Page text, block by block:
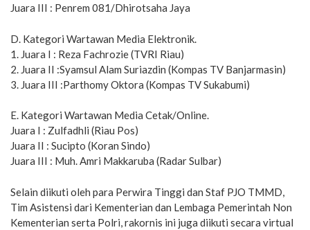
Juara III : Penrem 081/Dhirotsaha Jaya
D. Kategori Wartawan Media Elektronik.
1. Juara I : Reza Fachrozie (TVRI Riau)
2. Juara II :Syamsul Alam Suriazdin (Kompas TV Banjarmasin)
3. Juara III :Parthomy Oktora (Kompas TV Sukabumi)
E. Kategori Wartawan Media Cetak/Online.
Juara I : Zulfadhli (Riau Pos)
Juara II : Sucipto (Koran Sindo)
Juara III : Muh. Amri Makkaruba (Radar Sulbar)
Selain diikuti oleh para Perwira Tinggi dan Staf PJO TMMD,
Tim Asistensi dari Kementerian dan Lembaga Pemerintah Non
Kementerian serta Polri, rakornis ini juga diikuti secara virtual